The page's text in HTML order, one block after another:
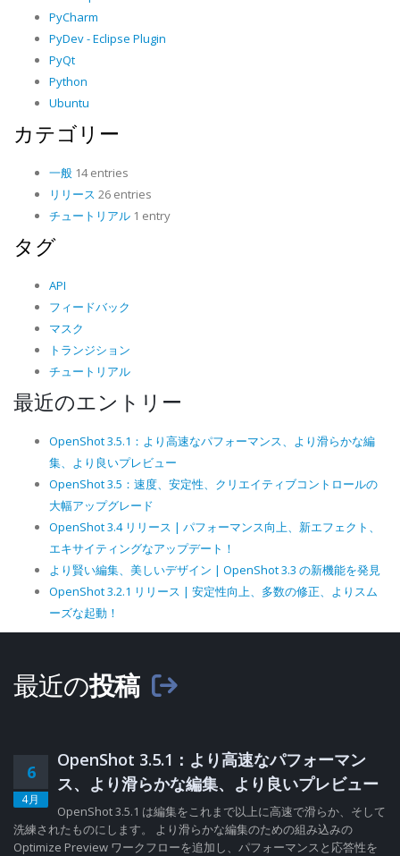
PyCharm
PyDev - Eclipse Plugin
PyQt
Python
Ubuntu
カテゴリー
一般 14 entries
リリース 26 entries
チュートリアル 1 entry
タグ
API
フィードバック
マスク
トランジション
チュートリアル
最近のエントリー
OpenShot 3.5.1：より高速なパフォーマンス、より滑らかな編
集、より良いプレビュー
OpenShot 3.5：速度、安定性、クリエイティブコントロールの
大幅アップグレード
OpenShot 3.4 リリース | パフォーマンス向上、新エフェクト、
エキサイティングなアップデート！
より賢い編集、美しいデザイン | OpenShot 3.3 の新機能を発見
OpenShot 3.2.1 リリース | 安定性向上、多数の修正、よりスム
ーズな起動！
最近の投稿
6
4月
OpenShot 3.5.1：より高速なパフォーマン
ス、より滑らかな編集、より良いプレビュー
OpenShot 3.5.1 は編集をこれまで以上に高速で滑らか、そして
洗練されたものにします。 より滑らかな編集のための組み込みの
Optimize Preview ワークフローを追加し、パフォーマンスと応答性を